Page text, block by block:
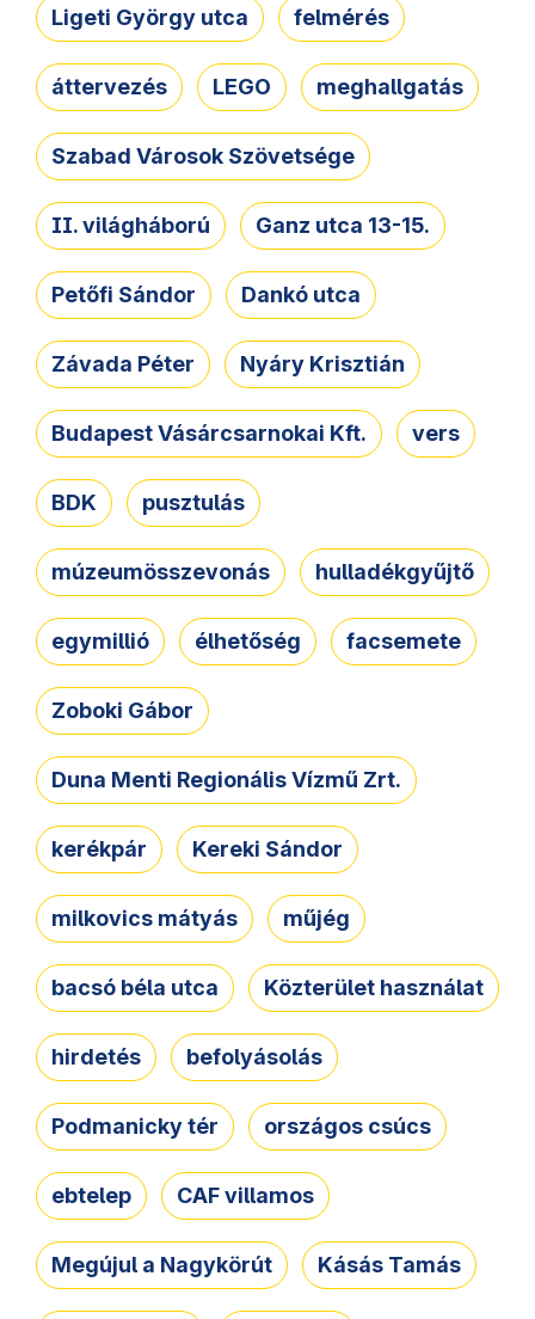
Ligeti György utca felmérés
áttervezés LEGO meghallgatás
Szabad Városok Szövetsége
II. világháború Ganz utca 13-15.
Petőfi Sándor Dankó utca
Závada Péter Nyáry Krisztián
Budapest Vásárcsarnokai Kft. vers
BDK pusztulás
múzeumösszevonás hulladékgyűjtő
egymillió élhetőség facsemete
Zoboki Gábor
Duna Menti Regionális Vízmű Zrt.
kerékpár Kereki Sándor
milkovics mátyás műjég
bacsó béla utca Közterület használat
hirdetés befolyásolás
Podmanicky tér országos csúcs
ebtelep CAF villamos
Megújul a Nagykörút Kásás Tamás